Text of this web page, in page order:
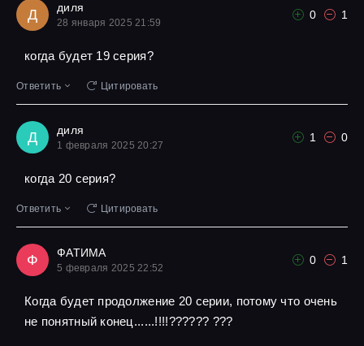
Д диля
28 января 2025 21:59
0 1
когда будет 19 серия?
Ответить Цитировать
Д диля
1 февраля 2025 20:27
1 0
когда 20 серия?
Ответить Цитировать
Ф ФАТИМА
5 февраля 2025 22:52
0 1
Когда будет продолжение 20 серии, потому что очень
не понятный конец......!!!!?????? ???